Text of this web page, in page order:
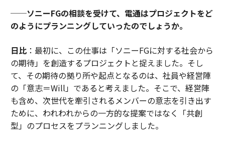
──ソニーFGの相談を受けて、電通はプロジェクトをど
のようにプランニングしていったのでしょうか。
日比：最初に、この仕事は「ソニーFGに対する社会から
の期待」を創造するプロジェクトと捉えました。そし
て、その期待の拠り所や起点となるのは、社員や経営陣
の「意志＝Will」であると考えました。そこで、経営陣
も含め、次世代を牽引されるメンバーの意志を引き出す
ために、われわれからの一方的な提案ではなく「共創
型」のプロセスをプランニングしました。